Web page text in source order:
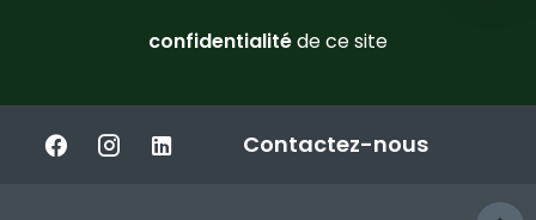
confidentialitéde ce site
Contactez-nous